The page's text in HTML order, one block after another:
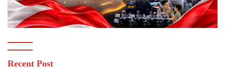
Recent Post